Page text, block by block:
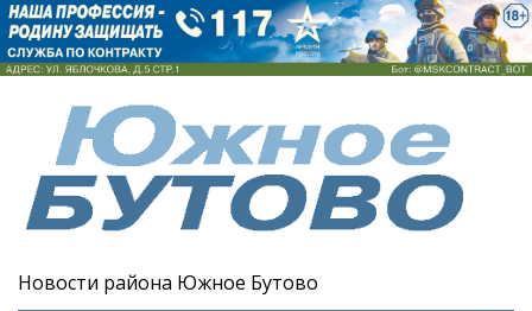
Новости района Южное Бутово